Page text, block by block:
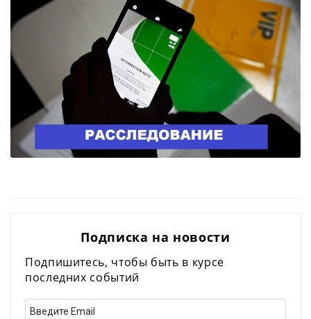
Подписка на новости
Подпишитесь, чтобы быть в курсе
последних событий